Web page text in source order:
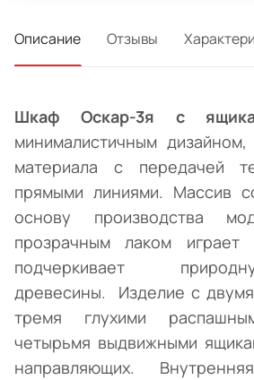
Описание Отзывы
Шкаф Оскар-3я с
минималистичным
материала с передачей
прямыми линиями. Массив
основу производства
прозрачным лаком
подчеркивает
древесины. Изделие с
тремя глухими
четырьмя выдвижными
направляющих.